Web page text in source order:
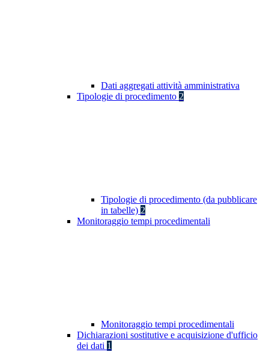
Dati aggregati attività amministrativa
Tipologie di procedimento 2
Tipologie di procedimento (da pubblicare
in tabelle) 2
Monitoraggio tempi procedimentali
Monitoraggio tempi procedimentali
Dichiarazioni sostitutive e acquisizione d'ufficio
dei dati 1